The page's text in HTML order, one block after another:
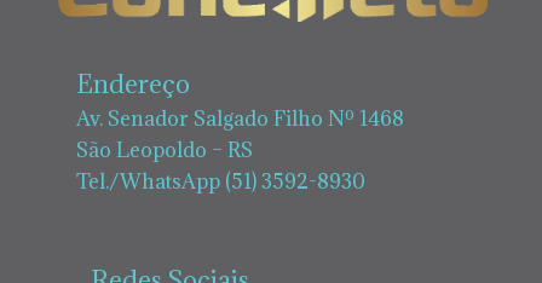
Endereço
Av. Senador Salgado Filho Nº 1468
São Leopoldo – RS
Tel./WhatsApp (51) 3592-8930